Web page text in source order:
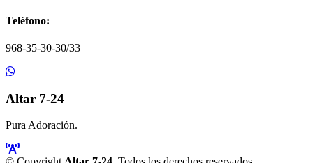
Teléfono:
968-35-30-30/33
Altar 7-24
Pura Adoración.